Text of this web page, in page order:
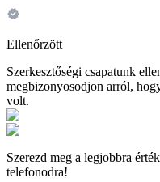
Ellenőrzött
Szerkesztőségi csapatunk
megbizonyosodjon arról,
volt.
Szerezd meg a legjobbra
telefonodra!